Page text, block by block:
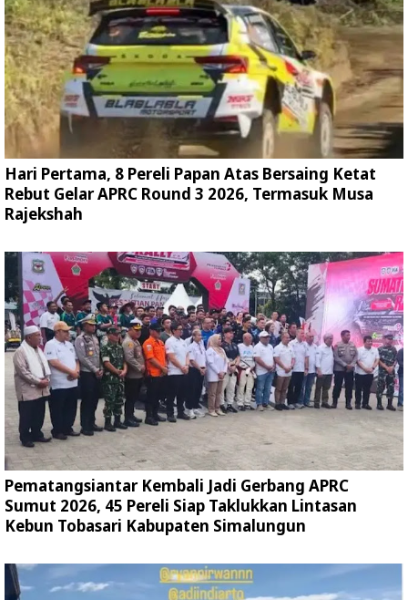
Hari Pertama, 8 Pereli Papan Atas Bersaing Ketat
Rebut Gelar APRC Round 3 2026, Termasuk Musa
Rajekshah
Pematangsiantar Kembali Jadi Gerbang APRC
Sumut 2026, 45 Pereli Siap Taklukkan Lintasan
Kebun Tobasari Kabupaten Simalungun